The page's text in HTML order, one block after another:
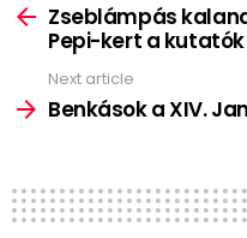
moreZseblámpás
Pepi-kert a
Next article
Benkások a XIV.